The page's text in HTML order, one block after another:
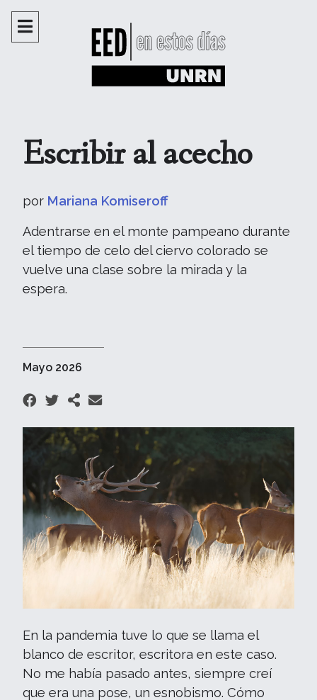
Escribir al acecho
por Mariana Komiseroff
Adentrarse en el monte pampeano durante
el tiempo de celo del ciervo colorado se
vuelve una clase sobre la mirada y la
espera.
Mayo 2026
En la pandemia tuve lo que se llama el
blanco de escritor, escritora en este caso.
No me había pasado antes, siempre creí
que era una pose, un esnobismo. Cómo